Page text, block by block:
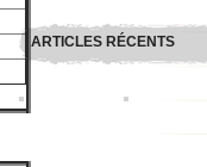
ARTICLES RÉCENTS